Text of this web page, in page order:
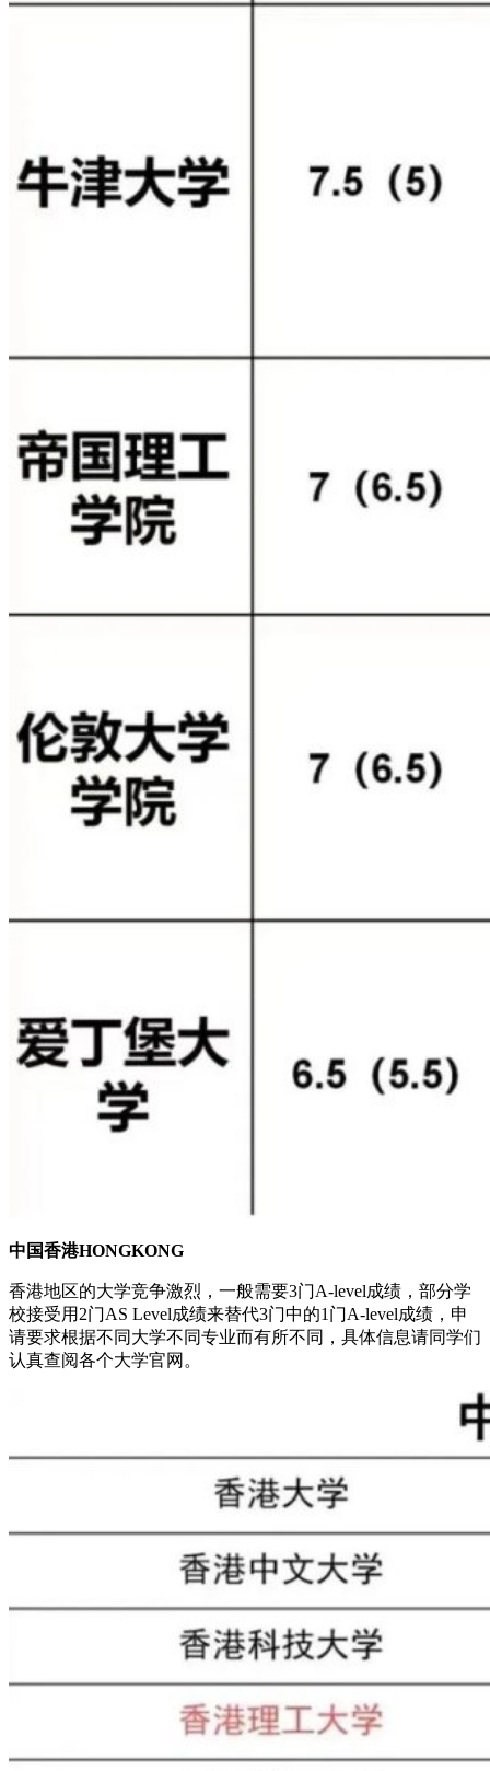
中国香港HONGKONG
香港地区的大学竞争激烈，一般需要3门A-level成绩，部分学
校接受用2门AS Level成绩来替代3门中的1门A-level成绩，申
请要求根据不同大学不同专业而有所不同，具体信息请同学们
认真查阅各个大学官网。